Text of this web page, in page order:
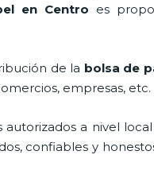
en Centro es
de la bolsa de
empresas, etc.
a nivel
confiables y